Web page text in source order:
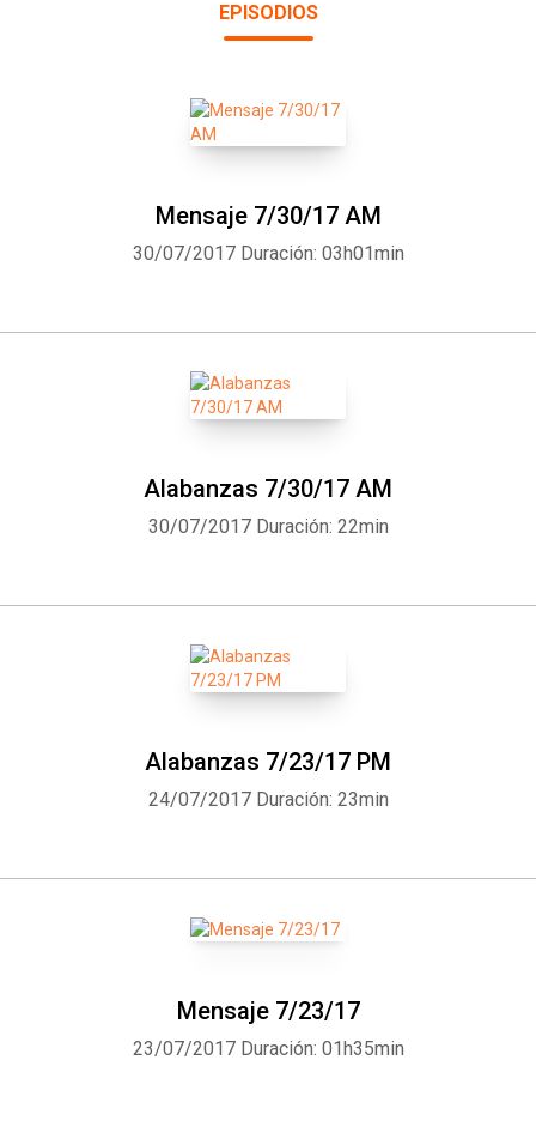
EPISODIOS
Mensaje 7/30/17 AM
30/07/2017 Duración: 03h01min
Alabanzas 7/30/17 AM
30/07/2017 Duración: 22min
Alabanzas 7/23/17 PM
24/07/2017 Duración: 23min
Mensaje 7/23/17
23/07/2017 Duración: 01h35min